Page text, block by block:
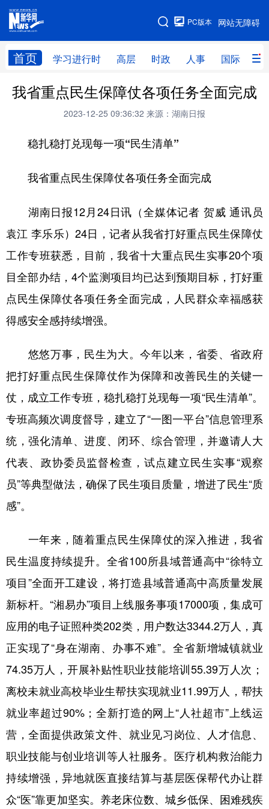
网站无障碍
PC版本
首页 学习进行时 高层 时政 人事 国际 财
网站地图
学习进行时 高层 时政 人事
财经 网评
台湾 思客智库 全球连线
访谈 视频 图片 政务
法律 中央文件 金融 汽车
学术中国 乡村振兴 银龄 溯源中国
城市 旅游
公益 一带一路 亚太网 上市公司
文化产业
地方频道
北京 天津 河北 山西
辽宁 吉林 上海 江苏
山东 河南 湖北 湖南
广东 广西 海南 重庆
陕西 甘肃 青海 宁夏
新疆 内蒙古 黑龙江
多语种频道
English Español Français عربى
Русский язык 日本語 한국어
我省重点民生保障仗各项任务全面完成
2023-12-25 09:36:32 来源：湖南日报
稳扎稳打兑现每一项“民生清单”
我省重点民生保障仗各项任务全面完成
湖南日报12月24日讯（全媒体记者 贺威 通讯员
袁江 李乐乐）24日，记者从我省打好重点民生保障仗
工作专班获悉，目前，我省十大重点民生实事20个项
目全部办结，4个监测项目均已达到预期目标，打好重
点民生保障仗各项任务全面完成，人民群众幸福感获
得感安全感持续增强。
悠悠万事，民生为大。今年以来，省委、省政府
把打好重点民生保障仗作为保障和改善民生的关键一
仗，成立工作专班，稳扎稳打兑现每一项“民生清单”。
专班高频次调度督导，建立了“一图一平台”信息管理系
统，强化清单、进度、闭环、综合管理，并邀请人大
代表、政协委员监督检查，试点建立民生实事“观察
员”等典型做法，确保了民生项目质量，增进了民生“质
感”。
一年来，随着重点民生保障仗的深入推进，我省
民生温度持续提升。全省100所县域普通高中“徐特立
项目”全面开工建设，将打造县域普通高中高质量发展
新标杆。“湘易办”项目上线服务事项17000项，集成可
应用的电子证照种类202类，用户数达3344.2万人，真
正实现了“身在湖南、办事不难”。全省新增城镇就业
74.35万人，开展补贴性职业技能培训55.39万人次；
离校未就业高校毕业生帮扶实现就业11.99万人，帮扶
就业率超过90%；全新打造的网上“人社超市”上线运
营，全面提供政策文件、就业见习岗位、人才信息、
职业技能与创业培训等人社服务。医疗机构救治能力
持续增强，异地就医直接结算与基层医保帮代办让群
众“医”靠更加坚实。养老床位数、城乡低保、困难残疾